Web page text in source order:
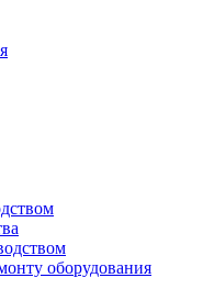
оборудования